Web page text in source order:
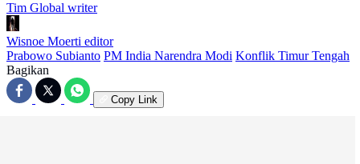
Tim Global writer
Wisnoe Moerti editor
Prabowo Subianto PM India Narendra Modi Konflik Timur Tengah
Bagikan
Copy Link